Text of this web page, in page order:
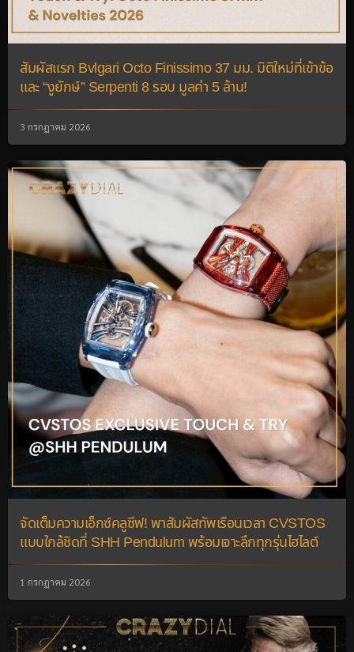
สัมผัสแรก Bvlgari Octo Finissimo 37 มม. มิติใหม่ที่เข้าข้อ
และ “งูยักษ์” Serpenti 8 รอบ มูลค่า 5 ล้าน!
3 กรกฎาคม 2026
จัดเต็มความเอ็กซ์คลูซีฟ! พาสัมผัสทัพเรือนเวลา CVSTOS
แบบใกล้ชิดที่ SHH Pendulum พร้อมเจาะลึกทุกรุ่นไฮไลต์
1 กรกฎาคม 2026